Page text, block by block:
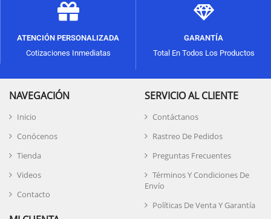
ATENCIÓN PERSONALIZADA
Cotizaciones Inmediatas
GARANTÍA
Total En Todos Los Productos
NAVEGACIÓN
Inicio
Conócenos
Tienda
Videos
Contacto
SERVICIO AL CLIENTE
Contáctanos
Rastreo De Pedidos
Preguntas Frecuentes
Términos Y Condiciones De
Envío
Políticas De Venta Y Garantía